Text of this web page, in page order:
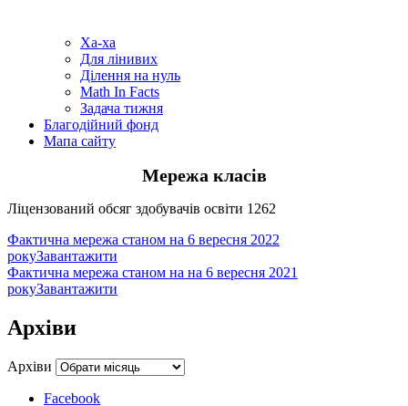
Ха-ха
Для лінивих
Ділення на нуль
Math In Facts
Задача тижня
Благодійний фонд
Мапа сайту
Мережа класів
Ліцензований обсяг здобувачів освіти 1262
Фактична мережа станом на 6 вересня 2022
рокуЗавантажити
Фактична мережа станом на на 6 вересня 2021
рокуЗавантажити
Архіви
Архіви
Facebook